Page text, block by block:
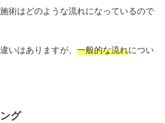
術はどのような流れになっているので
いはありますが、 一般的な流れについ
グ